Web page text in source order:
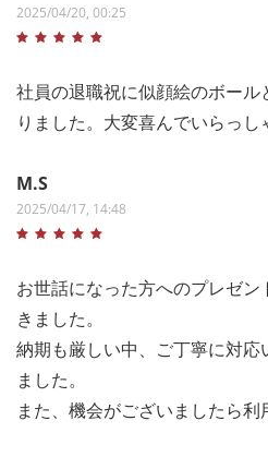
2025/04/20, 00:25
社員の退職祝に似顔絵のボー
りました。大変喜んでいらっし
M.S
2025/04/17, 14:48
お世話になった方へのプレゼ
きました。
納期も厳しい中、ご丁寧に対応
ました。
また、機会がございましたら利